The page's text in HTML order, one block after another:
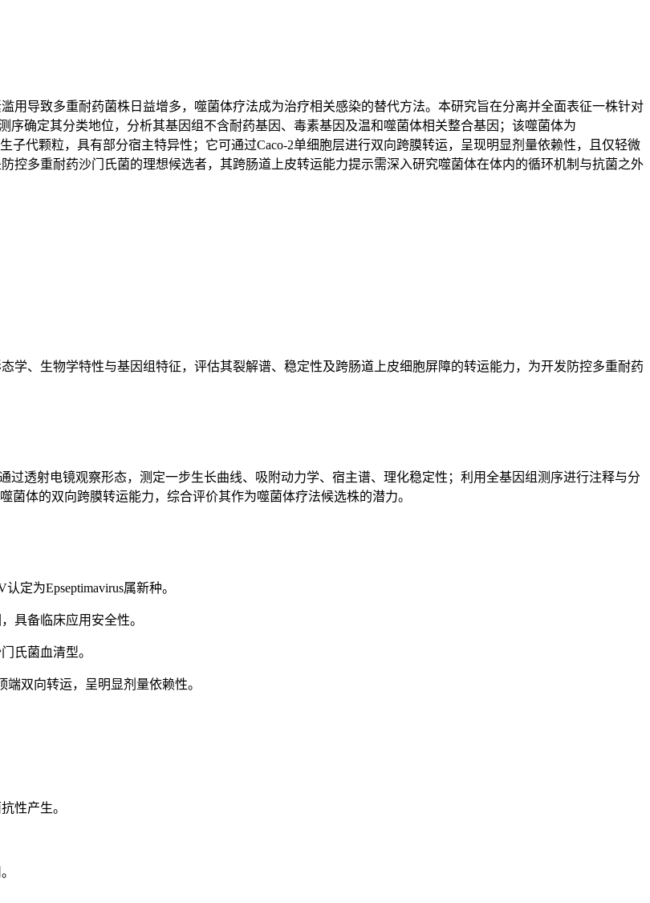
用导致多重耐药菌株日益增多，噬菌体疗法成为治疗相关感染的替代方法。本研究旨在分离并全面表征一株针对
确定其分类地位，分析其基因组不含耐药基因、毒素基因及温和噬菌体相关整合基因；该噬菌体为
子代颗粒，具有部分宿主特异性；它可通过Caco-2单细胞层进行双向跨膜转运，呈现明显剂量依赖性，且仅轻微
控多重耐药沙门氏菌的理想候选者，其跨肠道上皮转运能力提示需深入研究噬菌体在体内的循环机制与抗菌之外
学、生物学特性与基因组特征，评估其裂解谱、稳定性及跨肠道上皮细胞屏障的转运能力，为开发防控多重耐药
过透射电镜观察形态，测定一步生长曲线、吸附动力学、宿主谱、理化稳定性；利用全基因组测序进行注释与分
菌体的双向跨膜转运能力，综合评价其作为噬菌体疗法候选株的潜力。
定为Epseptimavirus属新种。
具备临床应用安全性。
氏菌血清型。
双向转运，呈明显剂量依赖性。
性产生。